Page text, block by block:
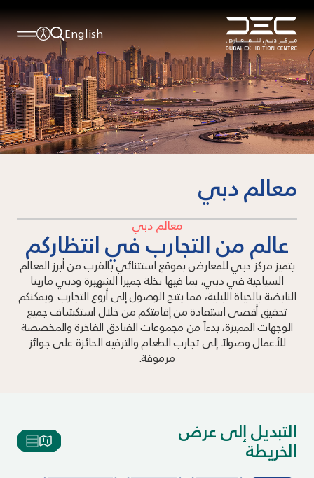
English
معالم دبي
معالم دبي
عالم من التجارب في انتظاركم
يتميز مركز دبي للمعارض بموقع استثنائي بالقرب من أبرز المعالم
السياحية في دبي، بما فيها نخلة جميرا الشهيرة ودبي مارينا
النابضة بالحياة الليلية، مما يتيح الوصول إلى أروع التجارب. ويمكنكم
تحقيق أقصى استفادة من إقامتكم من خلال استكشاف جميع
الوجهات المميزة، بدءاً من مجموعات الفنادق الفاخرة والمخصصة
للأعمال وصولاً إلى تجارب الطعام والترفيه الحائزة على جوائز
مرموقة.
التبديل إلى عرض
الخريطة